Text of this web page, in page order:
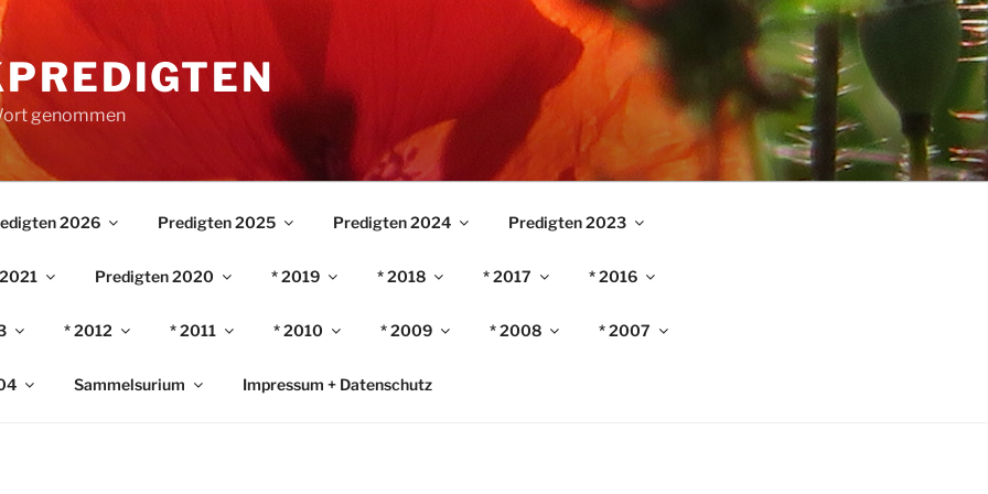
genommen
2026 Predigten 2025 Predigten 2024 Predigten 2023
Predigten 2020 * 2019 * 2018 * 2017 * 2016
* 2012 * 2011 * 2010 * 2009 * 2008 * 2007
Sammelsurium Impressum + Datenschutz